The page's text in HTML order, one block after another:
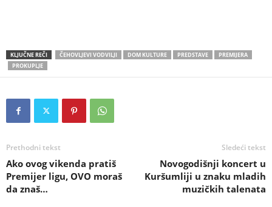
KLJUČNE REČI ČEHOVLJEVI VODVILJI DOM KULTURE PREDSTAVE
PREMIJERA
PROKUPLJE
Prethodni tekst
Ako ovog vikenda pratiš
Premijer ligu, OVO moraš
da znaš…
Sledeći tekst
Novogodišnji koncert u
Kuršumliji u znaku mladih
muzičkih talenata